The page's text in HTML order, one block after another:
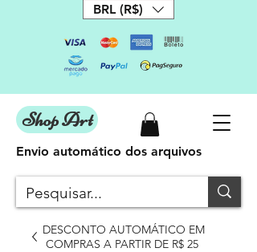
BRL (R$)
Shop Art
DESCONTO AUTOMÁTICO EM
COMPRAS A PARTIR DE R$ 25
Envio automático dos arquivos